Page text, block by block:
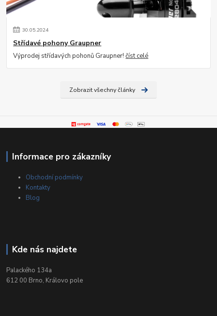
30.05.2024
Střídavé pohony Graupner
Výprodej střídavých pohonů Graupner!číst celé
Zobrazit všechny články
Informace pro zákazníky
Obchodní podmínky
Kontakty
Blog
Kde nás najdete
Palackého 134a
612 00 Brno, Královo pole